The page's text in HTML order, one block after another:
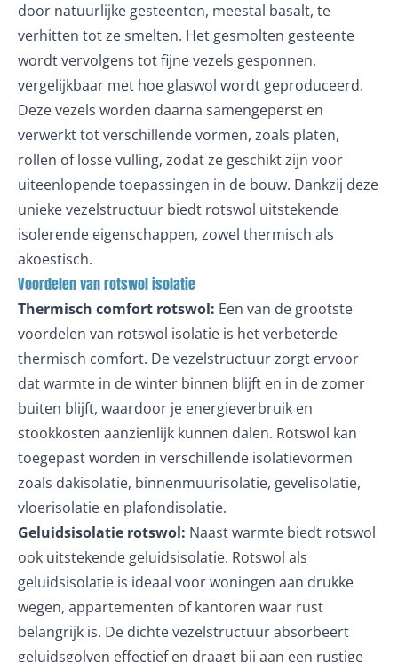
door natuurlijke gesteenten, meestal basalt, te
verhitten tot ze smelten. Het gesmolten gesteente
wordt vervolgens tot fijne vezels gesponnen,
vergelijkbaar met hoe glaswol wordt geproduceerd.
Deze vezels worden daarna samengeperst en
verwerkt tot verschillende vormen, zoals platen,
rollen of losse vulling, zodat ze geschikt zijn voor
uiteenlopende toepassingen in de bouw. Dankzij deze
unieke vezelstructuur biedt rotswol uitstekende
isolerende eigenschappen, zowel thermisch als
akoestisch.
Voordelen van rotswol isolatie
Thermisch comfort rotswol: Een van de grootste
voordelen van rotswol isolatie is het verbeterde
thermisch comfort. De vezelstructuur zorgt ervoor
dat warmte in de winter binnen blijft en in de zomer
buiten blijft, waardoor je energieverbruik en
stookkosten aanzienlijk kunnen dalen. Rotswol kan
toegepast worden in verschillende isolatievormen
zoals dakisolatie, binnenmuurisolatie, gevelisolatie,
vloerisolatie en plafondisolatie.
Geluidsisolatie rotswol: Naast warmte biedt rotswol
ook uitstekende geluidsisolatie. Rotswol als
geluidsisolatie is ideaal voor woningen aan drukke
wegen, appartementen of kantoren waar rust
belangrijk is. De dichte vezelstructuur absorbeert
geluidsgolven effectief en draagt bij aan een rustige